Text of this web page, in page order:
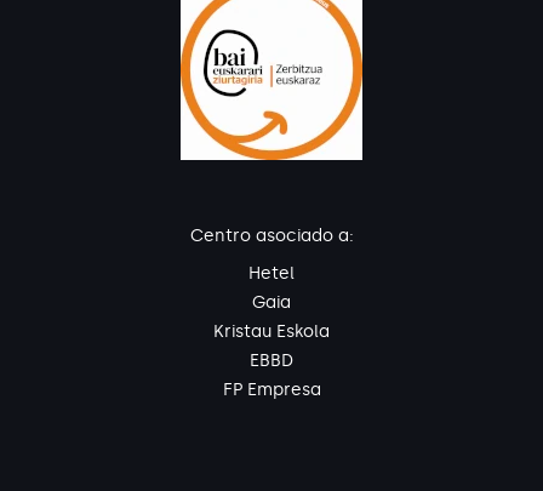
Centro asociado a:
Hetel
Gaia
Kristau Eskola
EBBD
FP Empresa